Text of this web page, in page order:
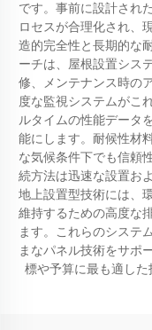
です。事前に設計され
ロセスが合理化され、
造的完全性と長期的な
ーチは、屋根設置シス
修、メンテナンス時の
度な監視システムがこ
ルタイムの性能データ
能にします。耐候性材
な気候条件下でも信頼
続方法は迅速な設置お
地上設置型技術には、
維持するための高度な
ます。これらのシステ
まなパネル技術をサポ
標や予算に最も適した